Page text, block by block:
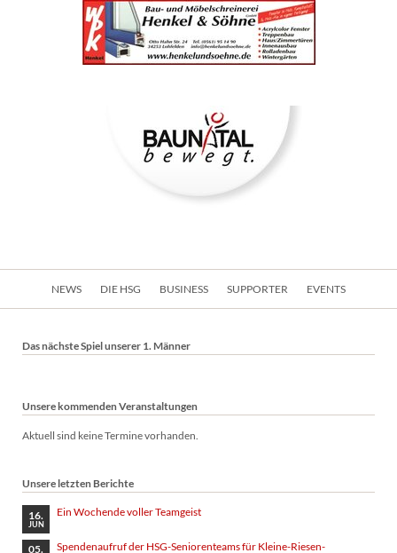
Navigation
NEWS DIE HSG BUSINESS SUPPORTER EVENTS
Das nächste Spiel unserer 1. Männer
Unsere kommenden Veranstaltungen
Aktuell sind keine Termine vorhanden.
Unsere letzten Berichte
16.
JUN
Ein Wochende voller Teamgeist
05.
Spendenaufruf der HSG-Seniorenteams für Kleine-Riesen-